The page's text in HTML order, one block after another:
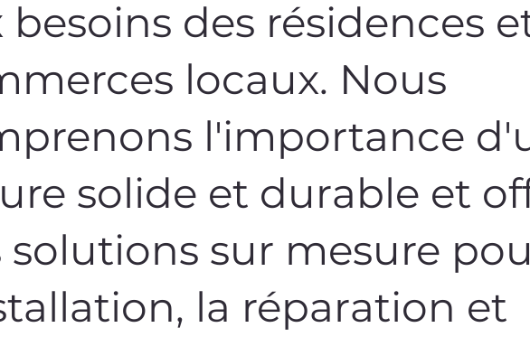
besoins des résidences
locaux. Nous
l'importance
solide et durable et
solutions sur mesure
la réparation et